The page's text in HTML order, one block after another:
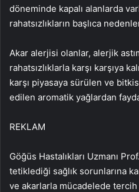
döneminde kapalı alanlarda
rahatsızlıkların başlıca
Akar alerjisi olanlar, alerjik
rahatsızlıklarla karşı karşıya
karşı piyasaya sürülen ve
edilen aromatik yağlardan
REKLAM
Göğüs Hastalıkları Uzmanı
tetiklediği sağlık sorunlarına
ve akarlarla mücadelede